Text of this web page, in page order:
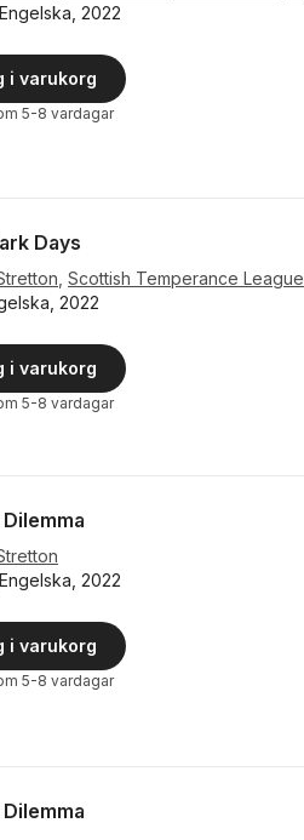
2022
i varukorg
5-8 vardagar
Days
Scottish Temperance League
2022
i varukorg
5-8 vardagar
2022
i varukorg
5-8 vardagar